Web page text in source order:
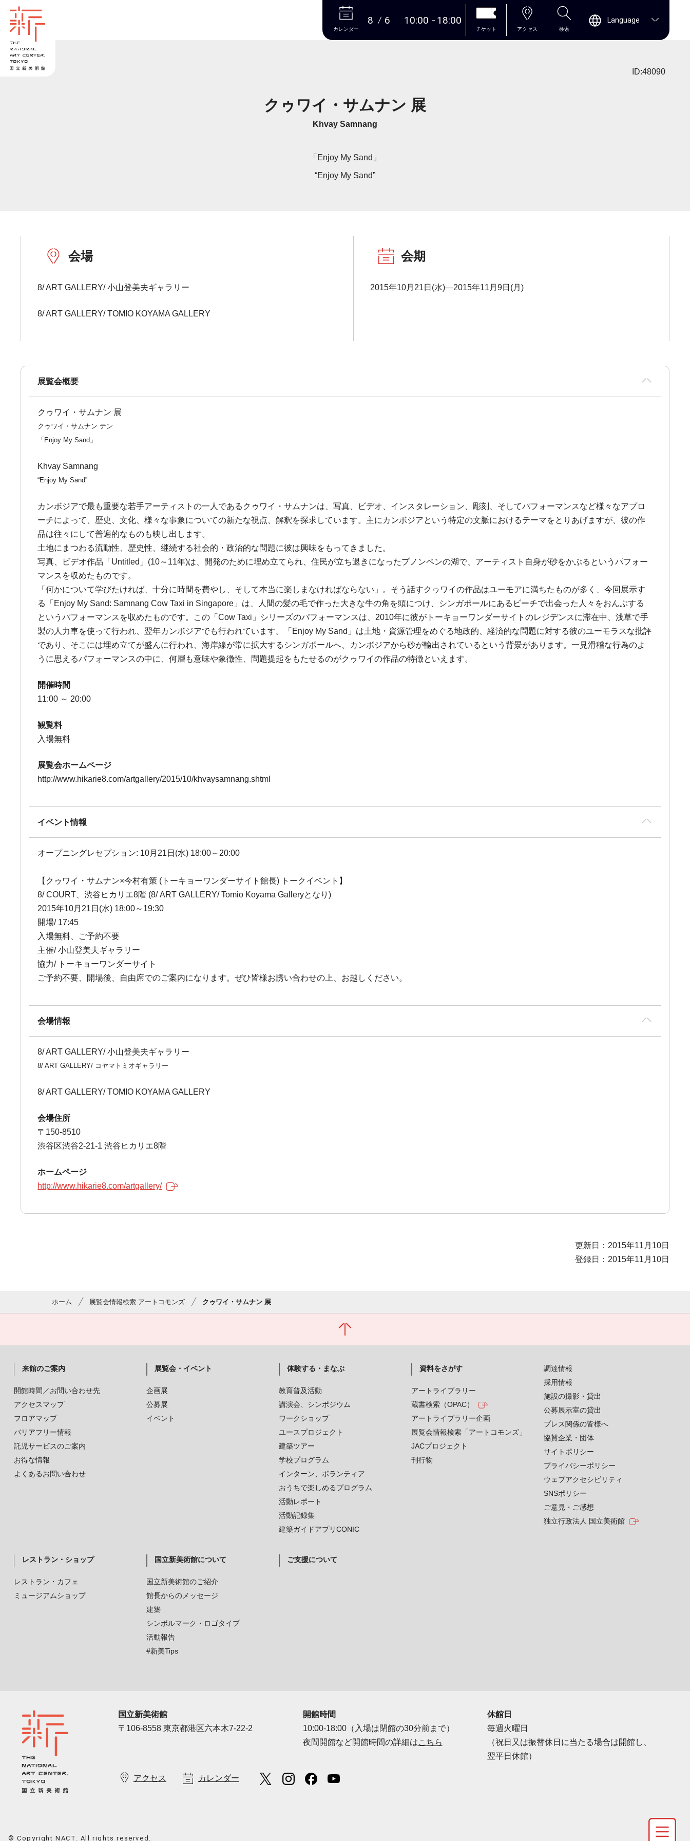
本文へ
カレンダー
8 6 10:00 18:00
チケット アクセス 検索
Language
ID:48090
クゥワイ・サムナン 展
Khvay Samnang
「Enjoy My Sand」
“Enjoy My Sand”
会場
8/ ART GALLERY/ 小山登美夫ギャラリー
8/ ART GALLERY/ TOMIO KOYAMA GALLERY
会期
2015年10月21日(水)―2015年11月9日(月)
展覧会概要
クゥワイ・サムナン 展
クゥワイ・サムナン テン
「Enjoy My Sand」
Khvay Samnang
“Enjoy My Sand”
カンボジアで最も重要な若手アーティストの一人であるクゥワイ・サムナンは、写真、ビデオ、インスタレーション、彫刻、そしてパフォーマンスなど様々なアプロ
ーチによって、歴史、文化、様々な事象についての新たな視点、解釈を探求しています。主にカンボジアという特定の文脈におけるテーマをとりあげますが、彼の作
品は往々にして普遍的なものも映し出します。
土地にまつわる流動性、歴史性、継続する社会的・政治的な問題に彼は興味をもってきました。
写真、ビデオ作品「Untitled」(10～11年)は、開発のために埋め立てられ、住民が立ち退きになったプノンペンの湖で、アーティスト自身が砂をかぶるというパフォー
マンスを収めたものです。
「何かについて学びたければ、十分に時間を費やし、そして本当に楽しまなければならない」。そう話すクゥワイの作品はユーモアに満ちたものが多く、今回展示す
る「Enjoy My Sand: Samnang Cow Taxi in Singapore」は、人間の髪の毛で作った大きな牛の角を頭につけ、シンガポールにあるビーチで出会った人々をおんぶする
というパフォーマンスを収めたものです。この「Cow Taxi」シリーズのパフォーマンスは、2010年に彼がトーキョーワンダーサイトのレジデンスに滞在中、浅草で手
製の人力車を使って行われ、翌年カンボジアでも行われています。「Enjoy My Sand」は土地・資源管理をめぐる地政的、経済的な問題に対する彼のユーモラスな批評
であり、そこには埋め立てが盛んに行われ、海岸線が常に拡大するシンガポールへ、カンボジアから砂が輸出されているという背景があります。一見滑稽な行為のよ
うに思えるパフォーマンスの中に、何層も意味や象徴性、問題提起をもたせるのがクゥワイの作品の特徴といえます。
開催時間
11:00 ～ 20:00
観覧料
入場無料
展覧会ホームページ
http://www.hikarie8.com/artgallery/2015/10/khvaysamnang.shtml
イベント情報
オープニングレセプション: 10月21日(水) 18:00～20:00
【クゥワイ・サムナン×今村有策 (トーキョーワンダーサイト館長) トークイベント】
8/ COURT、渋谷ヒカリエ8階 (8/ ART GALLERY/ Tomio Koyama Galleryとなり)
2015年10月21日(水) 18:00～19:30
開場/ 17:45
入場無料、ご予約不要
主催/ 小山登美夫ギャラリー
協力/ トーキョーワンダーサイト
ご予約不要、開場後、自由席でのご案内になります。ぜひ皆様お誘い合わせの上、お越しください。
会場情報
8/ ART GALLERY/ 小山登美夫ギャラリー
8/ ART GALLERY/ コヤマトミオギャラリー
8/ ART GALLERY/ TOMIO KOYAMA GALLERY
会場住所
〒150-8510
渋谷区渋谷2-21-1 渋谷ヒカリエ8階
ホームページ
http://www.hikarie8.com/artgallery/
更新日：2015年11月10日
登録日：2015年11月10日
ホーム 展覧会情報検索 アートコモンズ クゥワイ・サムナン 展
来館のご案内
開館時間／お問い合わせ先
アクセスマップ
フロアマップ
バリアフリー情報
託児サービスのご案内
お得な情報
よくあるお問い合わせ
展覧会・イベント
企画展
公募展
イベント
体験する・まなぶ
教育普及活動
講演会、シンポジウム
ワークショップ
ユースプロジェクト
建築ツアー
学校プログラム
インターン、ボランティア
おうちで楽しめるプログラム
活動レポート
活動記録集
建築ガイドアプリCONIC
資料をさがす
アートライブラリー
蔵書検索（OPAC）
アートライブラリー企画
展覧会情報検索「アートコモンズ」
JACプロジェクト
刊行物
レストラン・ショップ
レストラン・カフェ
ミュージアムショップ
国立新美術館について
国立新美術館のご紹介
館長からのメッセージ
建築
シンボルマーク・ロゴタイプ
活動報告
#新美Tips
ご支援について
調達情報
採用情報
施設の撮影・貸出
公募展示室の貸出
プレス関係の皆様へ
協賛企業・団体
サイトポリシー
プライバシーポリシー
ウェブアクセシビリティ
SNSポリシー
ご意見・ご感想
独立行政法人 国立美術館
国立新美術館
〒106-8558 東京都港区六本木7-22-2
開館時間
10:00-18:00（入場は閉館の30分前まで）
夜間開館など開館時間の詳細はこちら
休館日
毎週火曜日
（祝日又は振替休日に当たる場合は開館し、
翌平日休館）
アクセス カレンダー
© Copyright NACT. All rights reserved.